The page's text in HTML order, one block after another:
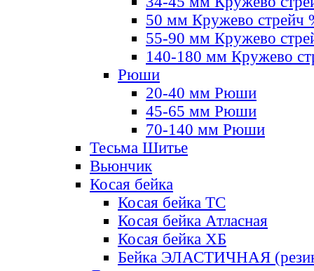
50 мм Кружево стрейч
55-90 мм Кружево
140-180 мм Кружево
Рюши
20-40 мм Рюши
45-65 мм Рюши
70-140 мм Рюши
Тесьма Шитье
Вьюнчик
Косая бейка
Косая бейка ТС
Косая бейка Атласная
Косая бейка ХБ
Бейка ЭЛАСТИЧНАЯ